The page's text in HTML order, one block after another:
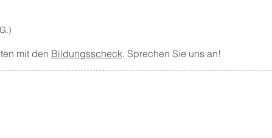
mit den Bildungsscheck. Sprechen Sie uns an!​